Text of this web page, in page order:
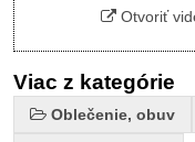
Otvoriť
Viac z kategórie
Oblečenie, obuv